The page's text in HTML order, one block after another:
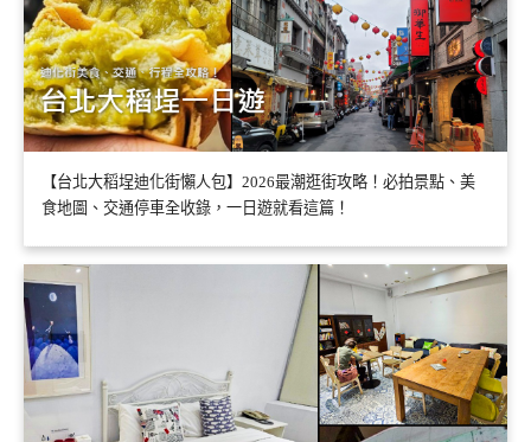
【台北大稻埕迪化街懶人包】2026最潮逛街攻略！必拍景點、美
食地圖、交通停車全收錄，一日遊就看這篇！